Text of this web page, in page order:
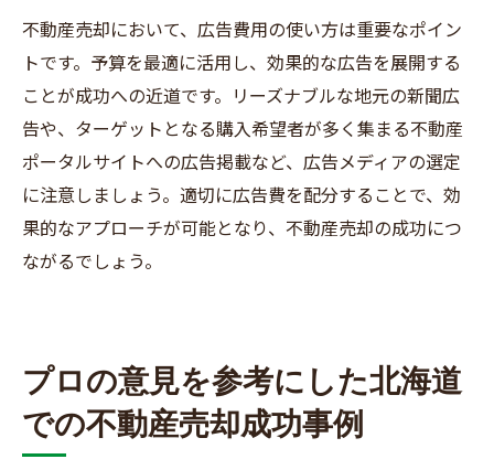
不動産売却において、広告費用の使い方は重要なポイン
トです。予算を最適に活用し、効果的な広告を展開する
ことが成功への近道です。リーズナブルな地元の新聞広
告や、ターゲットとなる購入希望者が多く集まる不動産
ポータルサイトへの広告掲載など、広告メディアの選定
に注意しましょう。適切に広告費を配分することで、効
果的なアプローチが可能となり、不動産売却の成功につ
ながるでしょう。
プロの意見を参考にした北海道
での不動産売却成功事例